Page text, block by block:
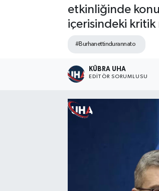
etkinliğinde
içerisindeki
#Burhanettindurannato
KÜBRA UHA
EDİTÖR SORUMLUSU